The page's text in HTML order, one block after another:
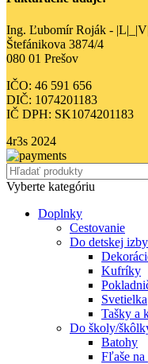
Ing. Ľubomír Roják -
Štefánikova 3874/4
080 01 Prešov
IČO: 46 591 656
DIČ: 1074201183
IČ DPH: SK1074201183
4r3s 2024
Vyberte kategóriu
Doplnky
Cestovanie
Do detskej izby
Kufríky
Svetielka
Tašky a
Do školy/
Batohy
Fľaše na